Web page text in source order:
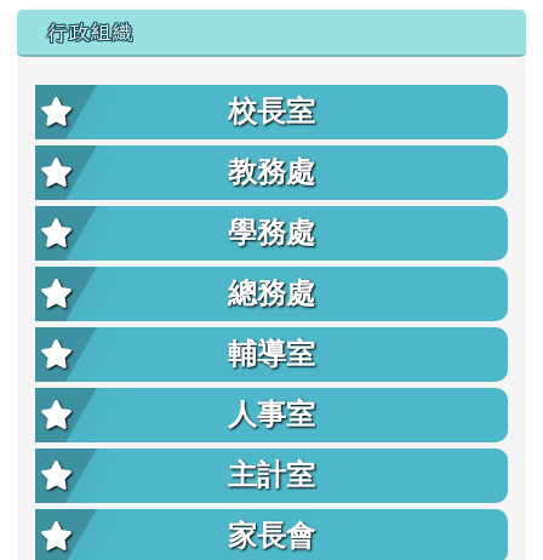
行政組織
校長室
教務處
學務處
總務處
輔導室
人事室
主計室
家長會